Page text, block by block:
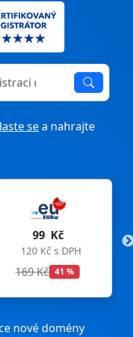
převodu
sea nahrajte
99 Kč
120 Kč s DPH
169 Kč 41 %
nové domény